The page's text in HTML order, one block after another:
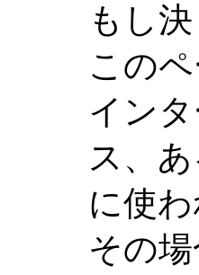
もし
この
イン
ス、
に使
その